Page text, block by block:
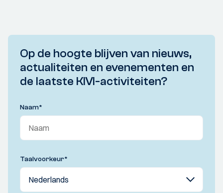
Op de hoogte blijven van nieuws,
actualiteiten en evenementen en
de laatste KIVI-activiteiten?
Naam*
Taalvoorkeur*